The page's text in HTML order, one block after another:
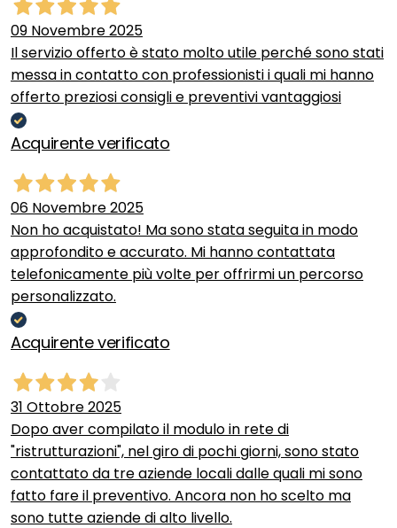
09 Novembre 2025
Il servizio offerto è stato molto utile perché sono stati
messa in contatto con professionisti i quali mi hanno
offerto preziosi consigli e preventivi vantaggiosi
Acquirente verificato
06 Novembre 2025
Non ho acquistato! Ma sono stata seguita in modo
approfondito e accurato. Mi hanno contattata
telefonicamente più volte per offrirmi un percorso
personalizzato.
Acquirente verificato
31 Ottobre 2025
Dopo aver compilato il modulo in rete di
"ristrutturazioni", nel giro di pochi giorni, sono stato
contattato da tre aziende locali dalle quali mi sono
fatto fare il preventivo. Ancora non ho scelto ma
sono tutte aziende di alto livello.